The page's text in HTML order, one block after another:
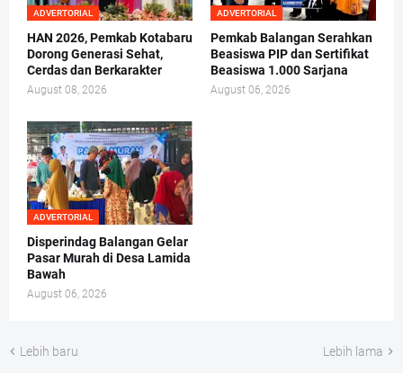
ADVERTORIAL
HAN 2026, Pemkab Kotabaru
Dorong Generasi Sehat,
Cerdas dan Berkarakter
August 08, 2026
ADVERTORIAL
Pemkab Balangan Serahkan
Beasiswa PIP dan Sertifikat
Beasiswa 1.000 Sarjana
August 06, 2026
ADVERTORIAL
Disperindag Balangan Gelar
Pasar Murah di Desa Lamida
Bawah
August 06, 2026
Lebih baru Lebih lama